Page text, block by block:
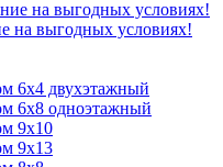
на выгодных условиях!